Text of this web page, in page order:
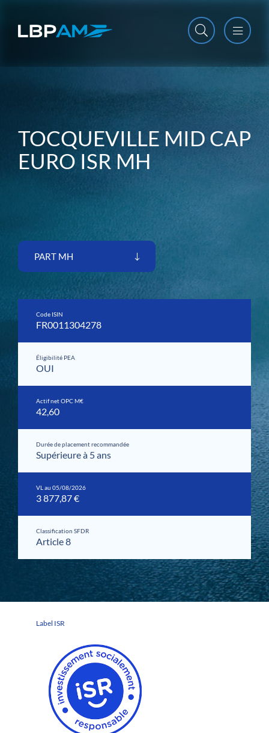
Open
Close
TOCQUEVILLE MID CAP
EURO ISR MH
PART MH
Code ISIN
FR0011304278
Actif net OPC M€
42,60
VL au 05/08/2026
3 877,87 €
Éligibilité PEA
OUI
Durée de placement recommandée
Supérieure à 5 ans
Classification SFDR
Article 8
Label ISR